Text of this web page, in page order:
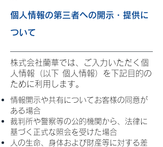
個人情報の第三者への開示・提供に
ついて
株式会社蘭華では、ご入力いただく個
人情報（以下 個人情報）を下記目的の
ために利用します。
情報開示や共有についてお客様の同意が
ある場合
裁判所や警察等の公的機関から、法律に
基づく正式な照会を受けた場合
人の生命、身体および財産等に対する差